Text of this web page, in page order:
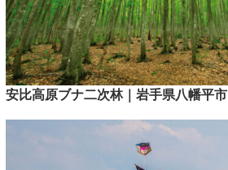
安比高原ブナ二次林｜岩手県八幡平市